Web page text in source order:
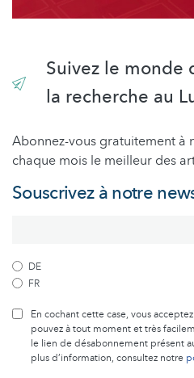
Suivez le monde
la recherche au
Abonnez-vous gratuitement à
chaque mois le meilleur des
Souscrivez à notre
DE
FR
En cochant cette case, vous
pouvez à tout moment et très
le lien de désabonnement présent
plus d’information, consultez notre